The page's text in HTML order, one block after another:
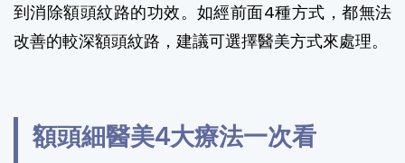
到消除額頭紋路的功效。如經前面4種方式，都無法
改善的較深額頭紋路，建議可選擇醫美方式來處理。
額頭細醫美4大療法一次看